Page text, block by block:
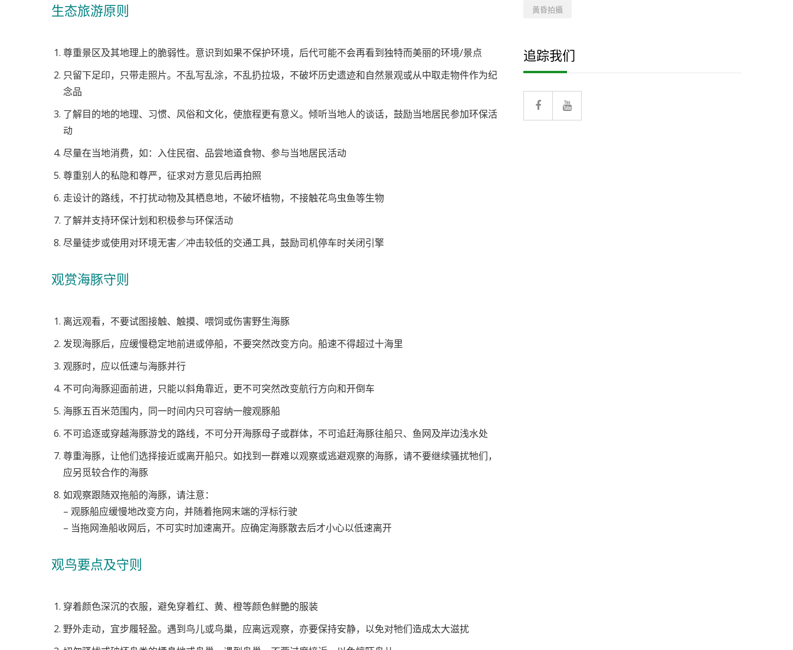
生态旅游原则
尊重景区及其地理上的脆弱性。意识到如果不保护环境，后代可能不会再看到独特而美丽的环境/景点
只留下足印，只带走照片。不乱写乱涂，不乱扔拉圾，不破坏历史遗迹和自然景观或从中取走物件作为纪
念品
了解目的地的地理、习惯、风俗和文化，使旅程更有意义。倾听当地人的谈话，鼓励当地居民参加环保活
动
尽量在当地消费，如：入住民宿、品尝地道食物、参与当地居民活动
尊重别人的私隐和尊严，征求对方意见后再拍照
走设计的路线，不打扰动物及其栖息地，不破坏植物，不接触花鸟虫鱼等生物
了解并支持环保计划和积极参与环保活动
尽量徒步或使用对环境无害／冲击较低的交通工具，鼓励司机停车时关闭引擎
观赏海豚守则
离远观看，不要试图接触、触摸、喂饲或伤害野生海豚
发现海豚后，应缓慢稳定地前进或停船，不要突然改变方向。船速不得超过十海里
观豚时，应以低速与海豚并行
不可向海豚迎面前进，只能以斜角靠近，更不可突然改变航行方向和开倒车
海豚五百米范围内，同一时间内只可容纳一艘观豚船
不可追逐或穿越海豚游戈的路线，不可分开海豚母子或群体，不可追赶海豚往船只、鱼网及岸边浅水处
尊重海豚，让他们选择接近或离开船只。如找到一群难以观察或逃避观察的海豚，请不要继续骚扰牠们，
应另觅较合作的海豚
如观察跟随双拖船的海豚，请注意：
– 观豚船应缓慢地改变方向，并随着拖网末端的浮标行驶
– 当拖网渔船收网后，不可实时加速离开。应确定海豚散去后才小心以低速离开
观鸟要点及守则
穿着颜色深沉的衣服，避免穿着红、黄、橙等颜色鲜艷的服装
野外走动，宜步履轻盈。遇到鸟儿或鸟巢，应离远观察，亦要保持安静，以免对牠们造成太大滋扰
黃昏拍攝
追踪我们